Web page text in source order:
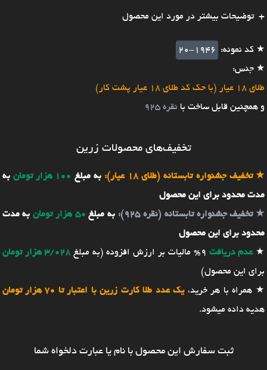
توضیحات بیشتر در مورد این محصول
★ کد نمونه:
20-1946
★ جنس:
طلای 18 عیار (با حک کد طلای 18 عیار پشت کار)
و همچنین قابل ساخت با نقره 925
تخفیف‌های محصولات زرین
★تخفیف جشنواره تابستانه (طلای 18 عیار): به مبلغ 100 هزار تومان
به
مدت محدود برای این محصول
★تخفیف جشنواره تابستانه (نقره 925): به مبلغ 50 هزار تومان
به مدت
محدود برای این محصول
★عدم دریافت 9% مالیات بر ارزش افزوده (به مبلغ
3/028 هزار تومان
برای این محصول)
★ همراه با هر خرید،یک عدد طلا کارت زرین با اعتبار تا 70 هزار تومان
هدیه داده میشود.
ثبت سفارش این محصول با نام یا عبارت دلخواه شما